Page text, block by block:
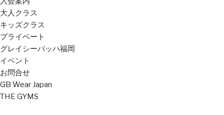
大人クラス
キッズクラス
プライベート
グレイシーバッハ福岡
イベント
お問合せ
GB Wear Japan
THE GYMS